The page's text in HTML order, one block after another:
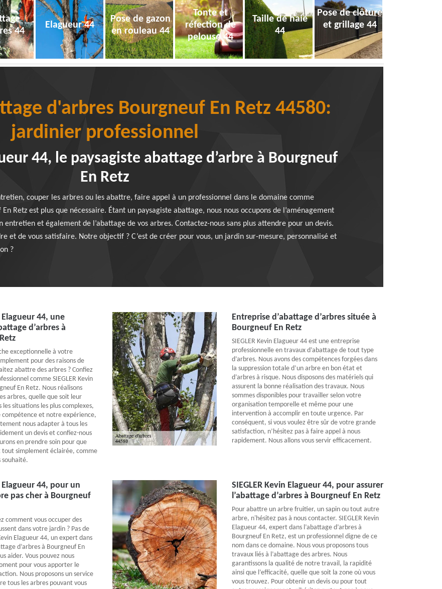
44
Elagueur 44
Pose de gazon
en rouleau 44
Tonte et
réfection de
pelouse 44
Taille de haie
44
Pose de clôture
et grillage 44
d'arbres Bourgneuf En Retz 44580:
jardinier professionnel
44, le paysagiste abattage d’arbre à Bourgneuf
En Retz
couper les arbres ou les abattre, faire appel à un professionnel dans le domaine comme
En Retz est plus que nécessaire. Étant un paysagiste abattage, nous nous occupons de l’aménagement
et également de l’abattage de vos arbres. Contactez-nous sans plus attendre pour un devis.
et de vous satisfaire. Notre objectif ? C’est de créer pour vous, un jardin sur-mesure, personnalisé et
?
Elagueur 44, une
d’arbres à
exceptionnelle à votre
pour des raisons de
abattre des arbres ? Confiez
comme SIEGLER Kevin
En Retz. Nous réalisons
arbres, quelle que soit leur
situations les plus complexes,
compétence et notre expérience,
nous adapter à tous les
un devis et confiez-nous
en prendre soin pour que
simplement éclairée, comme
souhaité.
Entreprise d’abattage d’arbres située à
Bourgneuf En Retz
SIEGLER Kevin Elagueur 44 est une entreprise
professionnelle en travaux d’abattage de tout type
d’arbres. Nous avons des compétences forgées dans
la suppression totale d’un arbre en bon état et
d’arbres à risque. Nous disposons des matériels qui
assurent la bonne réalisation des travaux. Nous
sommes disponibles pour travailler selon votre
organisation temporelle et même pour une
intervention à accomplir en toute urgence. Par
conséquent, si vous voulez être sûr de votre grande
satisfaction, n’hésitez pas à faire appel à nous
rapidement. Nous allons vous servir efficacement.
Elagueur 44, pour un
pas cher à Bourgneuf
comment vous occuper des
dans votre jardin ? Pas de
Elagueur 44, un expert dans
d’arbres à Bourgneuf En
aider. Vous pouvez nous
pour vous apporter le
Nous proposons un service
tous les arbres pouvant vous
SIEGLER Kevin Elagueur 44, pour assurer
l’abattage d’arbres à Bourgneuf En Retz
Pour abattre un arbre fruitier, un sapin ou tout autre
arbre, n'hésitez pas à nous contacter. SIEGLER Kevin
Elagueur 44, expert dans l’abattage d’arbres à
Bourgneuf En Retz, est un professionnel digne de ce
nom dans ce domaine. Nous vous proposons tous
travaux liés à l’abattage des arbres. Nous
garantissons la qualité de notre travail, la rapidité
ainsi que l’efficacité, quelle que soit la zone où vous
vous trouvez. Pour obtenir un devis ou pour tout